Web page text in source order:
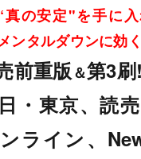
真の安定"を手に
ンタルダウンに効
前重版＆第3
・東京、読
ライン、